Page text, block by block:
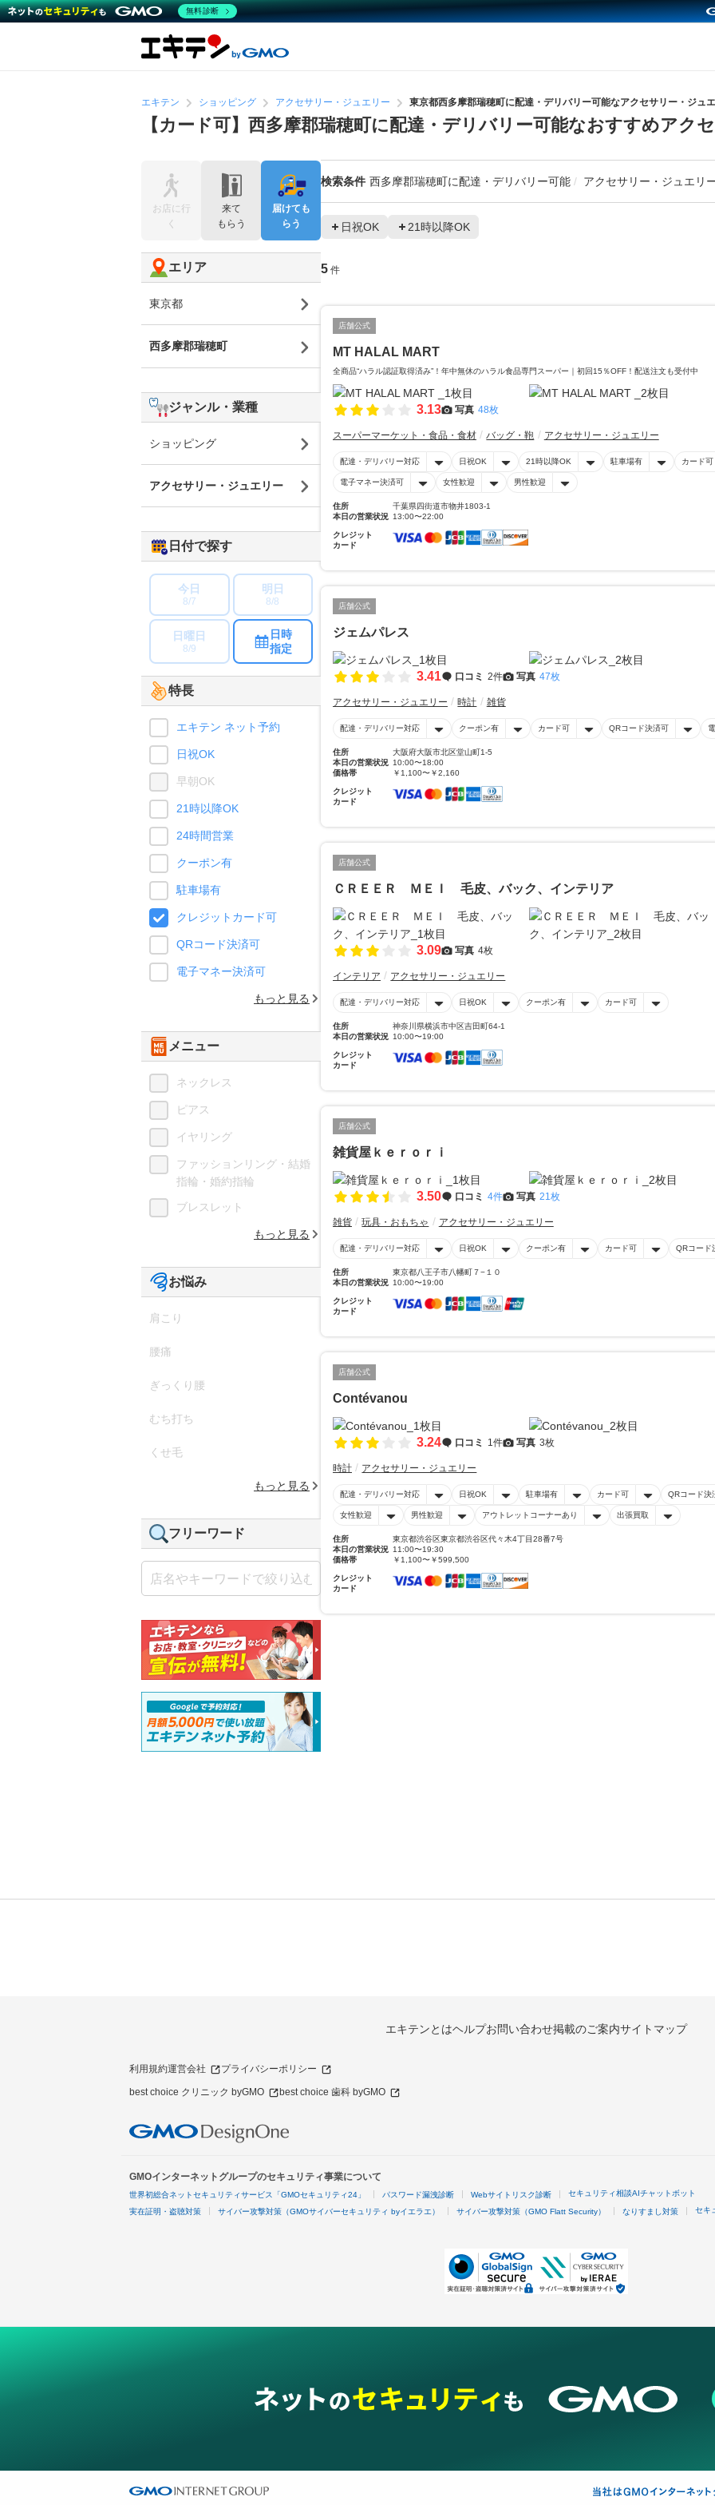
エキテン ショッピング アクセサリー・ジュエリー 東京都西多摩郡瑞穂町に配達・デリバリー可能なアクセサリー・ジュ
【カード可】西多摩郡瑞穂町に配達・デリバリー可能なおすすめアク
検索条件 西多摩郡瑞穂町に配達・デリバリー可能 アクセサリー・ジュエリ
日祝OK 21時以降OK
5 件
店舗公式
MT HALAL MART
全商品“ハラル認証取得済み”！年中無休のハラル食品専門スーパー｜初回15％OFF！配送注文も受付中
3.13 写真 48枚
スーパーマーケット・食品・食材 バッグ・鞄 アクセサリー・ジュエリー
配達・デリバリー対応 日祝OK 21時以降OK 駐車場有 カード可
電子マネー決済可 女性歓迎 男性歓迎
住所
千葉県四街道市物井1803-1
本日の営業状況 13:00〜22:00
クレジット
カード
店舗公式
ジェムパレス
3.41 口コミ 2件 写真 47枚
アクセサリー・ジュエリー 時計 雑貨
配達・デリバリー対応 クーポン有 カード可 QRコード決済可
住所
大阪府大阪市北区堂山町1-5
本日の営業状況 10:00〜18:00
価格帯
￥1,100〜￥2,160
クレジット
カード
店舗公式
ＣＲＥＥＲ ＭＥＩ 毛皮、バック、インテリア
3.09 写真 4枚
インテリア アクセサリー・ジュエリー
配達・デリバリー対応 日祝OK クーポン有 カード可
住所
神奈川県横浜市中区吉田町64-1
本日の営業状況 10:00〜19:00
クレジット
カード
店舗公式
雑貨屋ｋｅｒｏｒｉ
3.50 口コミ 4件 写真 21枚
雑貨 玩具・おもちゃ アクセサリー・ジュエリー
配達・デリバリー対応 日祝OK クーポン有 カード可 QRコード
住所
東京都八王子市八幡町７−１０
本日の営業状況 10:00〜19:00
クレジット
カード
店舗公式
Contévanou
3.24 口コミ 1件 写真 3枚
時計 アクセサリー・ジュエリー
配達・デリバリー対応 日祝OK 駐車場有 カード可 QRコード決
女性歓迎 男性歓迎 アウトレットコーナーあり 出張買取
住所
東京都渋谷区東京都渋谷区代々木4丁目28番7号
本日の営業状況 11:00〜19:30
価格帯
￥1,100〜￥599,500
クレジット
カード
お店に行
く
来て
もらう
届けても
らう
エリア
東京都
西多摩郡瑞穂町
ジャンル・業種
ショッピング
アクセサリー・ジュエリー
日付で探す
今日
8/7
明日
8/8
日曜日
8/9
日時
指定
特長
エキテン ネット予約
日祝OK
早朝OK
21時以降OK
24時間営業
クーポン有
駐車場有
クレジットカード可
QRコード決済可
電子マネー決済可
もっと見る
メニュー
ネックレス
ピアス
イヤリング
ファッションリング・結婚
指輪・婚約指輪
ブレスレット
もっと見る
お悩み
肩こり
腰痛
ぎっくり腰
むち打ち
くせ毛
もっと見る
フリーワード
エキテンとはヘルプお問い合わせ掲載のご案内サイトマップ
利用規約運営会社 プライバシーポリシー
best choice クリニック byGMO best choice 歯科 byGMO
GMOインターネットグループのセキュリティ事業について
世界初総合ネットセキュリティサービス「GMOセキュリティ24」 パスワード漏洩診断 Webサイトリスク診断 セキュリティ相談AIチャットボット
実在証明・盗聴対策 サイバー攻撃対策（GMOサイバーセキュリティ byイエラエ） サイバー攻撃対策（GMO Flatt Security） なりすまし対策 セキ
無料診断